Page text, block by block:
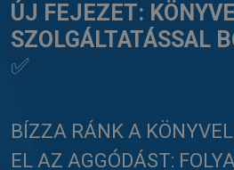
ÚJ FEJEZET:
SZOLGÁLTATÁSSAL
✅
BÍZZA RÁNK A
EL AZ AGGÓDÁST: